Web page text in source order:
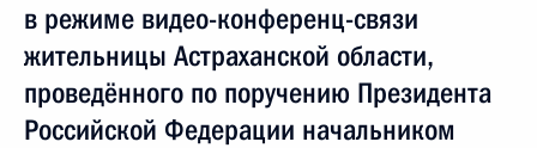
в режиме видео-конференц-связи
жительницы Астраханской области,
проведённого по поручению Президента
Российской Федерации начальником